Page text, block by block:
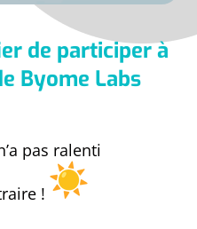
de participer à
Byome Labs
pas ralenti
!